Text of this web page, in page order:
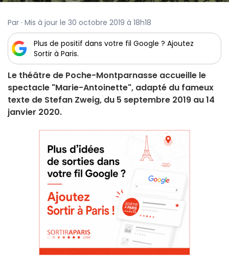
Par · Mis à jour le 30 octobre 2019 à 18h18
Plus de positif dans votre fil Google ? Ajoutez
Sortir à Paris.
Le théâtre de Poche-Montparnasse accueille le
spectacle "Marie-Antoinette", adapté du fameux
texte de Stefan Zweig, du 5 septembre 2019 au 14
janvier 2020.